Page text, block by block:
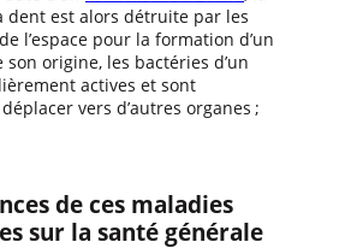
dent est alors détruite par les
l’espace pour la formation d’un
origine, les bactéries d’un
actives et sont
vers d’autres organes ;
de ces maladies
sur la santé générale